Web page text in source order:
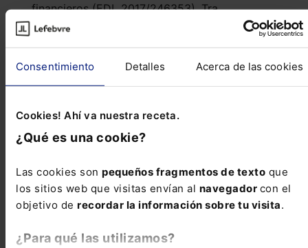
Consentimiento Detalles Acerca de las cookies
Cookies! Ahí va nuestra receta.
¿Qué es una cookie?
Las cookies son pequeños fragmentos de texto que
los sitios web que visitas envían al navegador con el
objetivo de recordar la información sobre tu visita.
¿Para qué las utilizamos?
financieros (EDL 2017/246353). Tra...
Reseñas de jurisprudencia
mercancías
Civil
Nulidad parcial de préstamo hipotecario